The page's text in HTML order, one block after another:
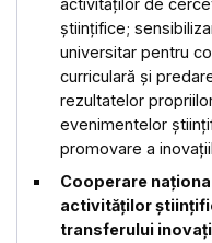
activităților de
științifice;
universitar pentru
curriculară și
rezultatelor
evenimentelor
promovare a
Cooperare
activităților
transferului